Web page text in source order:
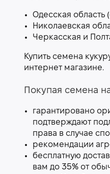
Одесская область
Николаевская
Черкасская и
Купить семена
интернет магазине.
Покупая семена
гарантировано
подтверждают
права в случае
рекомендации
бесплатную
вам до 35% от